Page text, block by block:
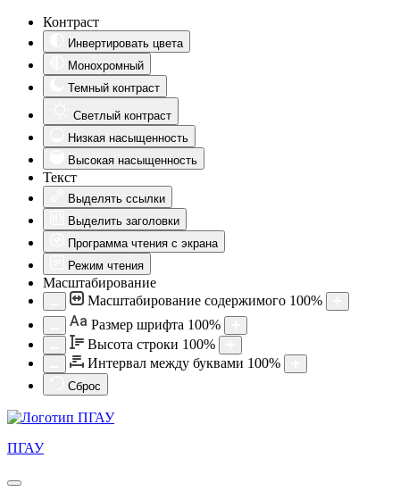
Контраст
Инвертировать цвета
Монохромный
Темный контраст
Светлый контраст
Низкая насыщенность
Высокая насыщенность
Текст
Выделять ссылки
Выделить заголовки
Программа чтения с экрана
Режим чтения
Масштабирование
Масштабирование содержимого 100%
Aa Размер шрифта 100%
Высота строки 100%
Интервал между буквами 100%
Сброс
ПГАУ